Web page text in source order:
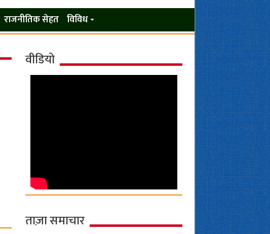
राजनीतिक सेहत विविध
वीडियो
ताज़ा समाचार